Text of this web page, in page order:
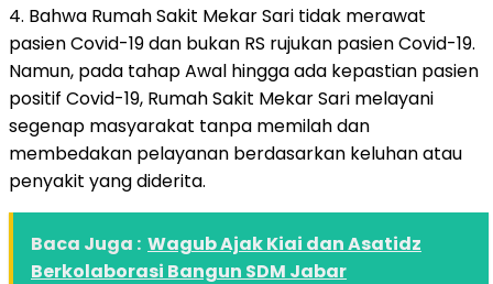
4. Bahwa Rumah Sakit Mekar Sari tidak merawat
pasien Covid-19 dan bukan RS rujukan pasien Covid-19.
Namun, pada tahap Awal hingga ada kepastian pasien
positif Covid-19, Rumah Sakit Mekar Sari melayani
segenap masyarakat tanpa memilah dan
membedakan pelayanan berdasarkan keluhan atau
penyakit yang diderita.
Baca Juga : Wagub Ajak Kiai dan Asatidz
Berkolaborasi Bangun SDM Jabar